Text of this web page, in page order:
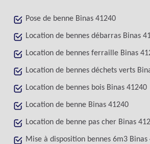
Pose de benne Binas 41240
Location de bennes débarras Binas
Location de bennes ferraille Binas
Location de bennes déchets verts
Location de bennes bois Binas 41240
Location de benne Binas 41240
Location de benne pas cher Binas
Mise à disposition bennes 6m3 Binas